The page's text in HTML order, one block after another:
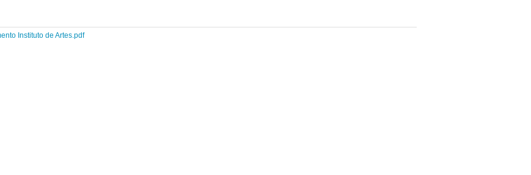
Instituto de Artes.pdf